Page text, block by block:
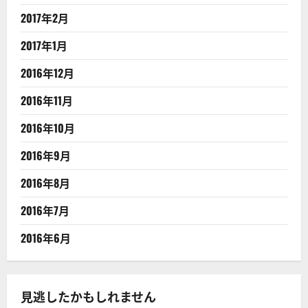
2017年2月
2017年1月
2016年12月
2016年11月
2016年10月
2016年9月
2016年8月
2016年7月
2016年6月
見逃したかもしれません